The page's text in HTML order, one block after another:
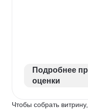
Подробнее
оценки
Чтобы собрать